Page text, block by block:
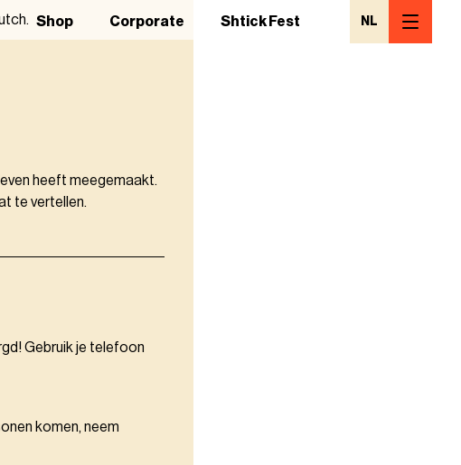
Shop Corporate Shtick Fest NL
heeft meegemaakt.
te vertellen.
Gebruik je telefoon
komen, neem